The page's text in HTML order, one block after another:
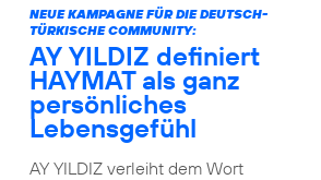
NEUE KAMPAGNE FÜR DIE DEUTSCH-
TÜRKISCHE COMMUNITY:
AY YILDIZ definiert
HAYMAT als ganz
persönliches
Lebensgefühl
AY YILDIZ verleiht dem Wort